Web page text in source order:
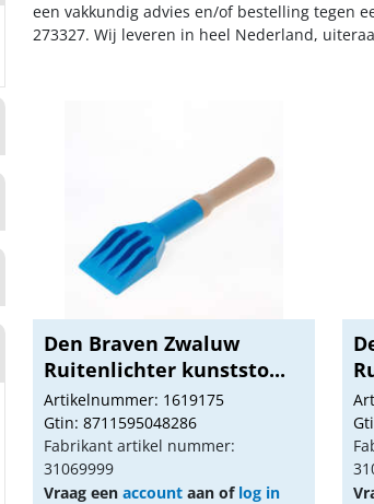
een vakkundig advies en/of bestelling tegen
273327. Wij leveren in heel Nederland,
Den Braven Zwaluw
Ruitenlichter kunststo...
Artikelnummer: 1619175
Gtin: 8711595048286
Fabrikant artikel nummer:
31069999
Vraag een accountaan of log in